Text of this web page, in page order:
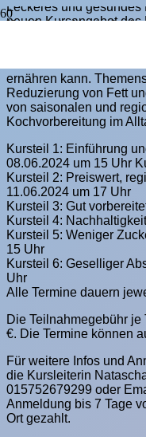
Kochkurs in Idstein:
Leckeres und gesundes
neuen Kursangebot des
ernähren kann.
Reduzierung von Fett
von saisonalen und
Kochvorbereitung im
Kursteil 1: Einführung
08.06.2024 um 15 Uhr
Kursteil 2: Preiswert,
11.06.2024 um 17 Uhr
Kursteil 3: Gut
Kursteil 4:
Kursteil 5: Weniger
15 Uhr
Kursteil 6: Geselliger
Uhr
Alle Termine dauern
Die Teilnahmegebühr je
€. Die Termine können
Für weitere Infos und
die Kursleiterin
015752679299 oder
Anmeldung bis 7 Tage
Ort gezahlt.